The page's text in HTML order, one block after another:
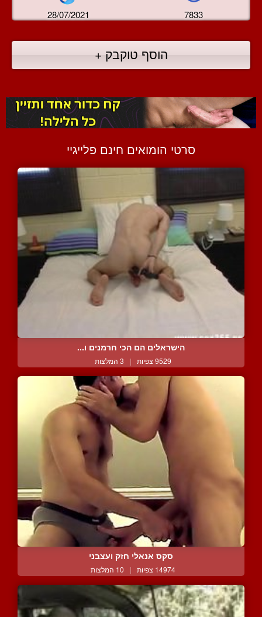
28/07/2021 7833
הוסף טוקבק +
סרטי הומואים חינם פלייגיי
הישראלים הם הכי חרמנים ו...
9529 צפיות | 3 המלצות
סקס אנאלי חזק ועצבני
14974 צפיות | 10 המלצות